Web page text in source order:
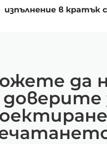
изпълнение в кратък
да
доверите